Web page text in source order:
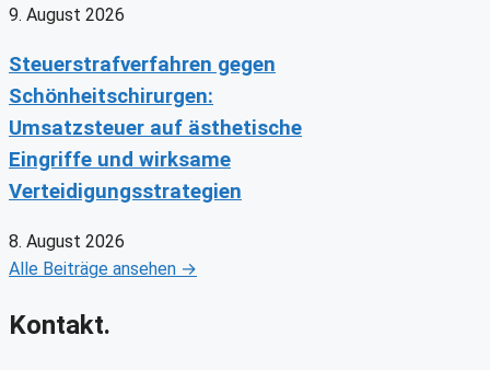
9. August 2026
Steuerstrafverfahren gegen
Schönheitschirurgen:
Umsatzsteuer auf ästhetische
Eingriffe und wirksame
Verteidigungsstrategien
8. August 2026
Alle Beiträge ansehen →
Kontakt.